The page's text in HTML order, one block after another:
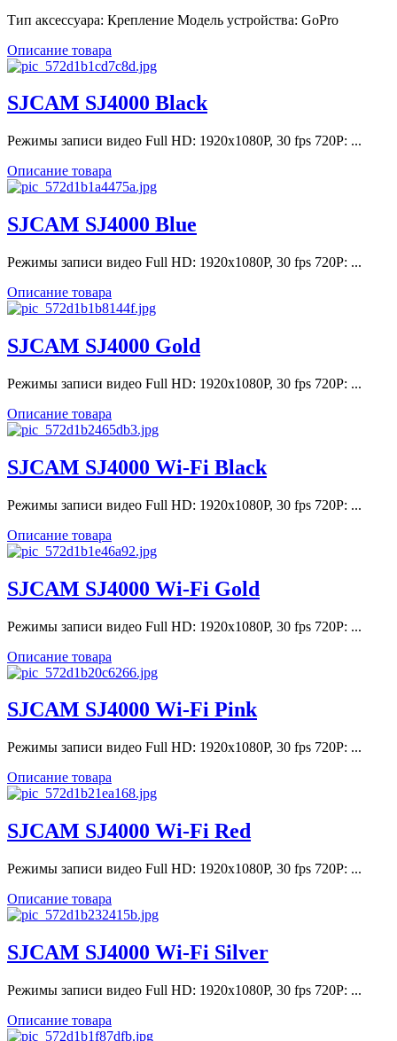
Тип аксессуара: Крепление Модель устройства: GoPro
Описание товара
SJCAM SJ4000 Black
Режимы записи видео Full HD: 1920х1080P, 30 fps 720P: ...
Описание товара
SJCAM SJ4000 Blue
Режимы записи видео Full HD: 1920х1080P, 30 fps 720P: ...
Описание товара
SJCAM SJ4000 Gold
Режимы записи видео Full HD: 1920х1080P, 30 fps 720P: ...
Описание товара
SJCAM SJ4000 Wi-Fi Black
Режимы записи видео Full HD: 1920х1080P, 30 fps 720P: ...
Описание товара
SJCAM SJ4000 Wi-Fi Gold
Режимы записи видео Full HD: 1920х1080P, 30 fps 720P: ...
Описание товара
SJCAM SJ4000 Wi-Fi Pink
Режимы записи видео Full HD: 1920х1080P, 30 fps 720P: ...
Описание товара
SJCAM SJ4000 Wi-Fi Red
Режимы записи видео Full HD: 1920х1080P, 30 fps 720P: ...
Описание товара
SJCAM SJ4000 Wi-Fi Silver
Режимы записи видео Full HD: 1920х1080P, 30 fps 720P: ...
Описание товара